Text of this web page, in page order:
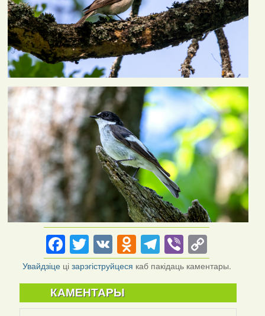
Facebook
Twitter
VKOdnoklassniki
Telegram
Viber
Link
Увайдзіце цізарэгіструйцеся каб пакідаць каментары.
КАМЕНТАРЫ